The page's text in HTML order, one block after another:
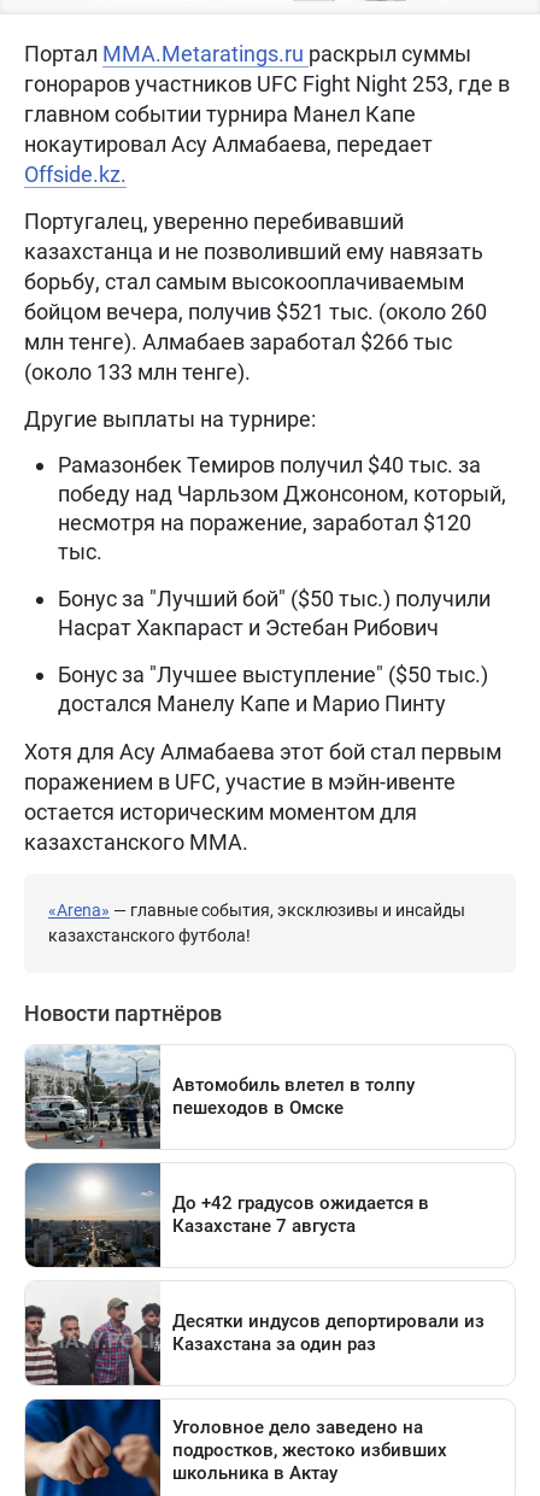
Портал MMA.Metaratings.ru раскрыл суммы
гонораров участников UFC Fight Night 253, где в
главном событии турнира Манел Капе
нокаутировал Асу Алмабаева, передает
Offside.kz.
Португалец, уверенно перебивавший
казахстанца и не позволивший ему навязать
борьбу, стал самым высокооплачиваемым
бойцом вечера, получив $521 тыс. (около 260
млн тенге). Алмабаев заработал $266 тыс
(около 133 млн тенге).
Другие выплаты на турнире:
Рамазонбек Темиров получил $40 тыс. за
победу над Чарльзом Джонсоном, который,
несмотря на поражение, заработал $120
тыс.
Бонус за "Лучший бой" ($50 тыс.) получили
Насрат Хакпараст и Эстебан Рибович
Бонус за "Лучшее выступление" ($50 тыс.)
достался Манелу Капе и Марио Пинту
Хотя для Асу Алмабаева этот бой стал первым
поражением в UFC, участие в мэйн-ивенте
остается историческим моментом для
казахстанского MMA.
«Arena» — главные события, эксклюзивы и инсайды
казахстанского футбола!